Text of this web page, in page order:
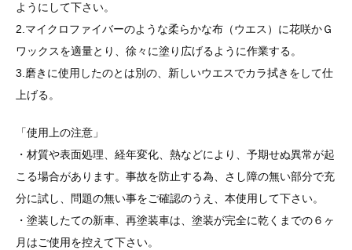
ようにして下さい。
2.マイクロファイバーのような柔らかな布（ウエス）に花咲かＧ
ワックスを適量とり、徐々に塗り広げるように作業する。
3.磨きに使用したのとは別の、新しいウエスでカラ拭きをして仕
上げる。
「使用上の注意」
・材質や表面処理、経年変化、熱などにより、予期せぬ異常が起
こる場合があります。事故を防止する為、さし障の無い部分で充
分に試し、問題の無い事をご確認のうえ、本使用して下さい。
・塗装したての新車、再塗装車は、塗装が完全に乾くまでの６ヶ
月はご使用を控えて下さい。